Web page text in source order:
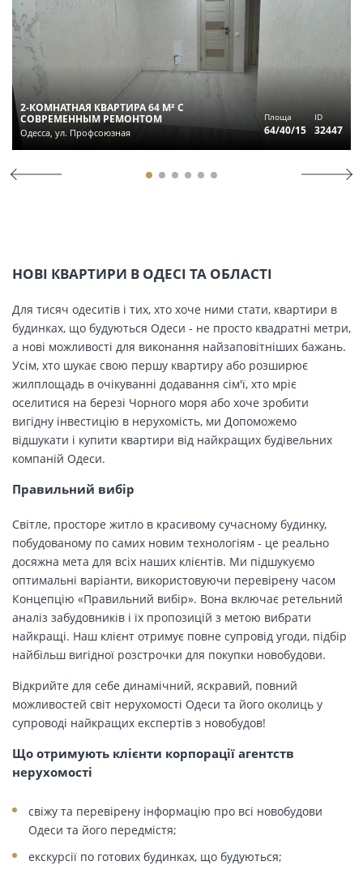
2-КОМНАТНАЯ КВАРТИРА 64 М² С
СОВРЕМЕННЫМ РЕМОНТОМ
Одесса, ул. Профсоюзная
Площа
64/40/15
ID
32447
НОВІ КВАРТИРИ В ОДЕСІ ТА ОБЛАСТІ
Для тисяч одеситів і тих, хто хоче ними стати, квартири в
будинках, що будуються Одеси - не просто квадратні метри,
а нові можливості для виконання найзаповітніших бажань.
Усім, хто шукає свою першу квартиру або розширює
жилплощадь в очікуванні додавання сім'ї, хто мріє
оселитися на березі Чорного моря або хоче зробити
вигідну інвестицію в нерухомість, ми Допоможемо
відшукати і купити квартири від найкращих будівельних
компаній Одеси.
Правильний вибір
Світле, просторе житло в красивому сучасному будинку,
побудованому по самих новим технологіям - це реально
досяжна мета для всіх наших клієнтів. Ми підшукуємо
оптимальні варіанти, використовуючи перевірену часом
Концепцію «Правильний вибір». Вона включає ретельний
аналіз забудовників і їх пропозицій з метою вибрати
найкращі. Наш клієнт отримує повне супровід угоди, підбір
найбільш вигідної розстрочки для покупки новобудови.
Відкрийте для себе динамічний, яскравий, повний
можливостей світ нерухомості Одеси та його околиць у
супроводі найкращих експертів з новобудов!
Що отримують клієнти корпорації агентств
нерухомості
свіжу та перевірену інформацію про всі новобудови
Одеси та його передмістя;
екскурсії по готових будинках, що будуються;